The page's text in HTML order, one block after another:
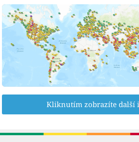
Kliknutím zobrazíte další